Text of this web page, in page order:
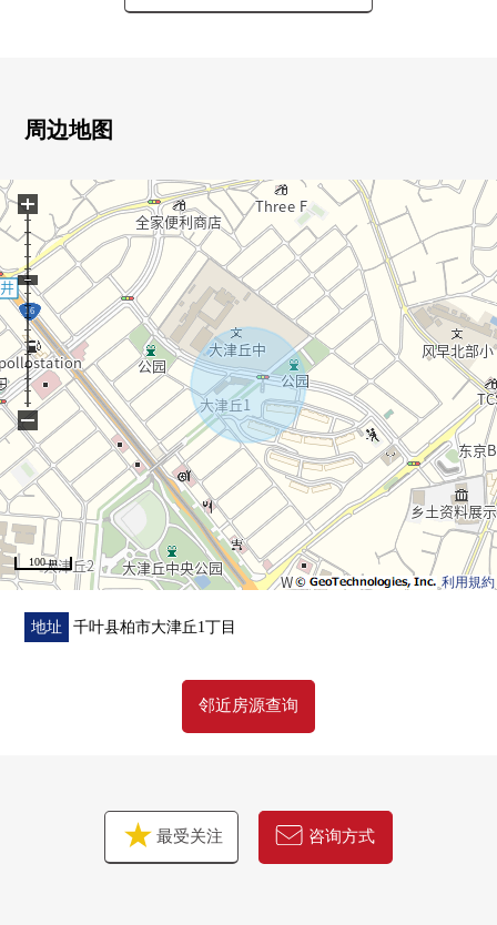
○ 没有建筑条件。
周边地图
利用規約
100 m
+
−
地址 千叶县柏市大津丘1丁目
邻近房源查询
最受关注 咨询方式